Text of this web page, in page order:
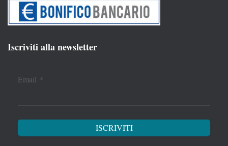
Iscriviti alla newsletter
Email *